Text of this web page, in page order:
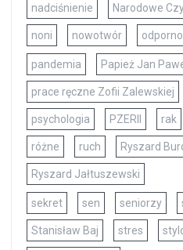
nadciśnienie Narodowe
noni nowotwór
pandemia Papież Jan
prace ręczne Zofii Zalewskiej
psychologia PZERII rak
różne ruch Ryszard
Ryszard Jałtuszewski
sekret sen seniorzy
Stanisław Baj stres